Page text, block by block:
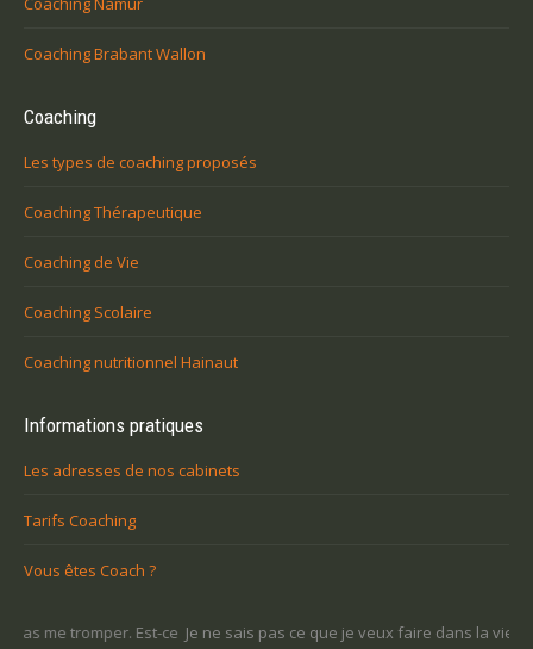
Coaching Brabant Wallon
Coaching
Les types de coaching proposés
Coaching Thérapeutique
Coaching de Vie
Coaching Scolaire
Coaching nutritionnel Hainaut
Informations pratiques
Les adresses de nos cabinets
Tarifs Coaching
Vous êtes Coach ?
Je ne sais pas ce que je veux faire dans la vie : comment retrouver